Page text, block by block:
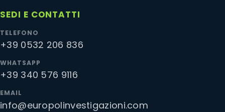
SEDI E CONTATTI
TELEFONO
+39 0532 206 836
WHATSAPP
+39 340 576 9116
EMAIL
info@europolinvestigazioni.com